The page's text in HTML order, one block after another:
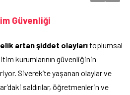
Güvenliği
artan şiddet olaylarıtoplumsal
kurumlarının güvenliğinin
Siverek’te yaşanan olaylar ve
saldırılar, öğretmenlerin ve